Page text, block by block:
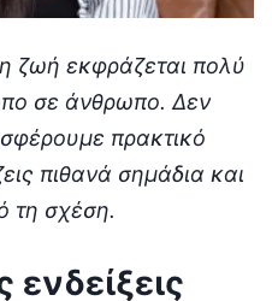
ζωή εκφράζεται πολύ
σε άνθρωπο. Δεν
πρακτικό
πιθανά σημάδια και
τη σχέση.
ενδείξεις